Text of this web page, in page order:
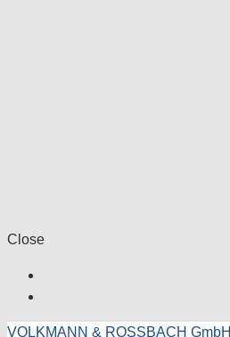
Close
VOLKMANN & ROSSBACH GmbH